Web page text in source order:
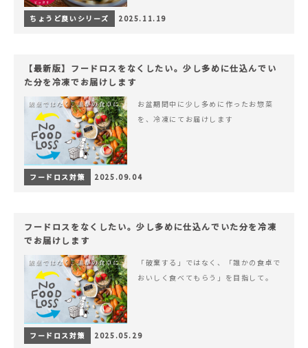
ちょうど良いシリーズ 2025.11.19
【最新版】フードロスをなくしたい。少し多めに仕込んでい
た分を冷凍でお届けします
お盆期間中に少し多めに作ったお惣菜
を、冷凍にてお届けします
フードロス対策 2025.09.04
フードロスをなくしたい。少し多めに仕込んでいた分を冷凍
でお届けします
「破棄する」ではなく、「誰かの食卓で
おいしく食べてもらう」を目指して。
フードロス対策 2025.05.29